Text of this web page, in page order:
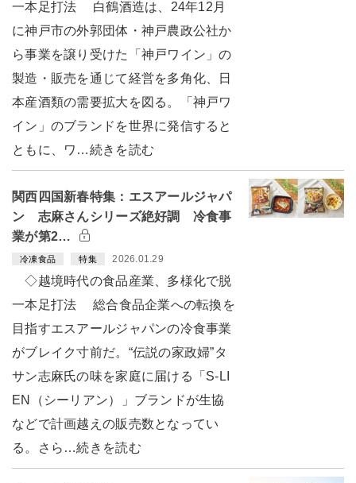
一本足打法 白鶴酒造は、24年12月
に神戸市の外郭団体・神戸農政公社か
ら事業を譲り受けた「神戸ワイン」の
製造・販売を通じて経営を多角化、日
本産酒類の需要拡大を図る。「神戸ワ
イン」のブランドを世界に発信すると
ともに、ワ…続きを読む
関西四国新春特集：エスアールジャパ
ン 志麻さんシリーズ絶好調 冷食事
業が第2…
冷凍食品 特集 2026.01.29
◇越境時代の食品産業、多様化で脱
一本足打法 総合食品企業への転換を
目指すエスアールジャパンの冷食事業
がブレイク寸前だ。“伝説の家政婦”タ
サン志麻氏の味を家庭に届ける「S-LI
EN（シーリアン）」ブランドが生協
などで計画越えの販売数となってい
る。さら…続きを読む